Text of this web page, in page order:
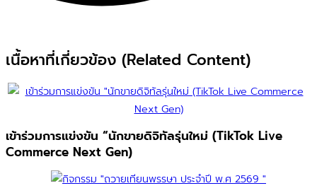
เนื้อหาที่เกี่ยวข้อง (Related Content)
เข้าร่วมการแข่งขัน “นักขายดิจิทัลรุ่นใหม่ (TikTok Live
Commerce Next Gen)